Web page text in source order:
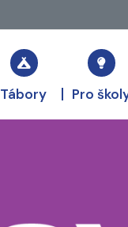
Tábory Pro